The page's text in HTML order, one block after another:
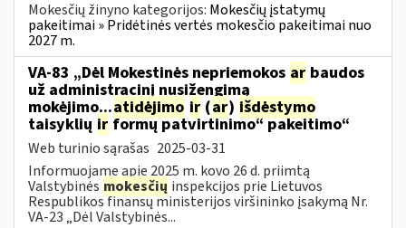
Mokesčių žinyno kategorijos: Mokesčių įstatymų
pakeitimai » Pridėtinės vertės mokesčio pakeitimai nuo
2027 m.
VA-83 „Dėl Mokestinės nepriemokos ar baudos
už administracinį nusižengimą
mokėjimo...atidėjimo ir (ar) išdėstymo
taisyklių ir formų patvirtinimo“ pakeitimo“
Web turinio sąrašas 2025-03-31
Informuojame apie 2025 m. kovo 26 d. priimtą
Valstybinės mokesčių inspekcijos prie Lietuvos
Respublikos finansų ministerijos viršininko įsakymą Nr.
VA-23 „Dėl Valstybinės...